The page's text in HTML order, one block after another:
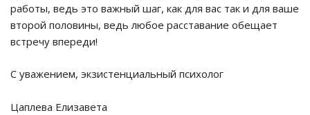
работы, ведь это важный шаг, как для вас так и для ваше
второй половины, ведь любое расставание обещает
встречу впереди!
С уважением, экзистенциальный психолог
Цаплева Елизавета